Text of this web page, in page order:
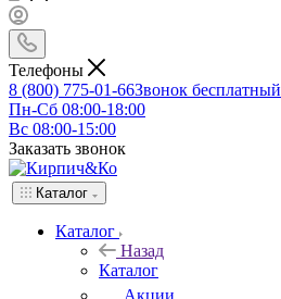
Телефоны
8 (800) 775-01-66Звонок бесплатный
Пн-Сб 08:00-18:00
Вс 08:00-15:00
Заказать звонок
Каталог
Каталог
Назад
Каталог
Акции